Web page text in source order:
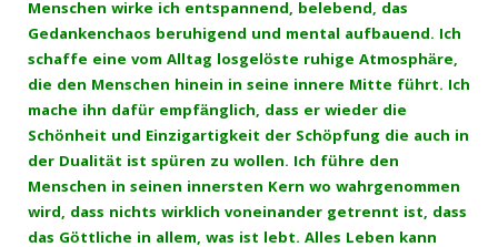
Menschen wirke ich entspannend, belebend, das
Gedankenchaos beruhigend und mental aufbauend. Ich
schaffe eine vom Alltag losgelöste ruhige Atmosphäre,
die den Menschen hinein in seine innere Mitte führt. Ich
mache ihn dafür empfänglich, dass er wieder die
Schönheit und Einzigartigkeit der Schöpfung die auch in
der Dualität ist spüren zu wollen. Ich führe den
Menschen in seinen innersten Kern wo wahrgenommen
wird, dass nichts wirklich voneinander getrennt ist, dass
das Göttliche in allem, was ist lebt. Alles Leben kann